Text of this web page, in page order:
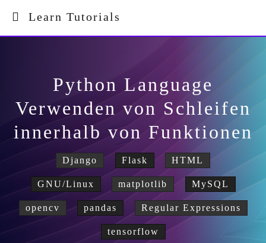
Learn Tutorials
Python Language
Verwenden von Schleifen
innerhalb von Funktionen
Django Flask HTML
GNU/Linux matplotlib MySQL
opencv pandas Regular Expressions
tensorflow